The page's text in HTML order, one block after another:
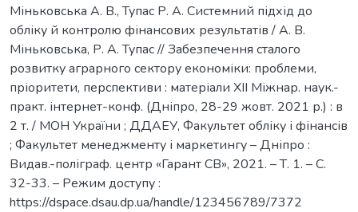
Міньковська А. В., Тупас Р. А. Системний підхід до
обліку й контролю фінансових результатів / А. В.
Міньковська, Р. А. Тупас // Забезпечення сталого
розвитку аграрного сектору економіки: проблеми,
пріоритети, перспективи : матеріали XІІ Міжнар. наук.-
практ. інтернет-конф. (Дніпро, 28-29 жовт. 2021 р.) : в
2 т. / МОН України ; ДДАЕУ, Факультет обліку і фінансів
; Факультет менеджменту і маркетингу – Дніпро :
Видав.-поліграф. центр «Гарант СВ», 2021. – Т. 1. – С.
32-33. – Режим доступу :
https://dspace.dsau.dp.ua/handle/123456789/7372